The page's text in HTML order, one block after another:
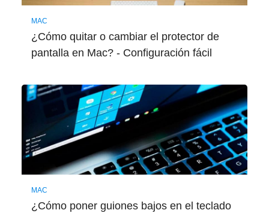
MAC
¿Cómo quitar o cambiar el protector de
pantalla en Mac? - Configuración fácil
MAC
¿Cómo poner guiones bajos en el teclado